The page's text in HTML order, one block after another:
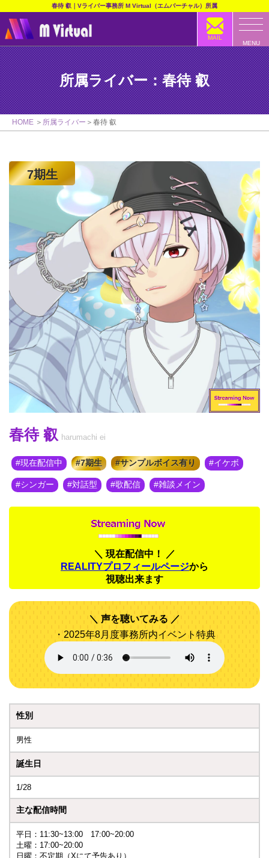
春待 叡｜Vライバー事務所 M Virtual（エムバーチャル）所属
MENU
MAIL
所属ライバー：春待 叡
HOME 所属ライバー 春待 叡
7期生
春待 叡 harumachi ei
現在配信中 7期生 サンプルボイス有り イケボ
シンガー 対話型 歌配信 雑談メイン
＼ 現在配信中！ ／
REALITYプロフィールページから
視聴出来ます
声を聴いてみる
・2025年8月度事務所内イベント特典
性別
男性
誕生日
1/28
主な配信時間
平日：11:30~13:00 17:00~20:00
土曜：17:00~20:00
日曜：不定期（Xにて予告あり）